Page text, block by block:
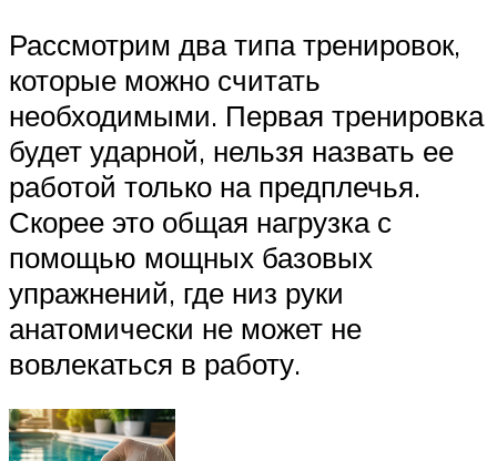
Рассмотрим два типа тренировок,
которые можно считать
необходимыми. Первая тренировка
будет ударной, нельзя назвать ее
работой только на предплечья.
Скорее это общая нагрузка с
помощью мощных базовых
упражнений, где низ руки
анатомически не может не
вовлекаться в работу.